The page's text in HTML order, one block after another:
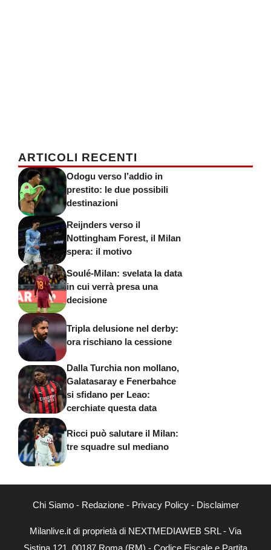
ARTICOLI RECENTI
Odogu verso l’addio in
prestito: le due possibili
destinazioni
Reijnders verso il
Nottingham Forest, il Milan
spera: il motivo
Soulé-Milan: svelata la data
in cui verrà presa una
decisione
Tripla delusione nel derby:
ora rischiano la cessione
Dalla Turchia non mollano,
Galatasaray e Fenerbahce
si sfidano per Leao:
cerchiate questa data
Ricci può salutare il Milan:
tre squadre sul mediano
Chi Siamo- Redazione- Privacy Policy- Disclaimer
Milanlive.it di proprietà di NEXTMEDIAWEB SRL - Via
Sistina 121, 00187 Roma (RM) - Codice Fiscale e Partita